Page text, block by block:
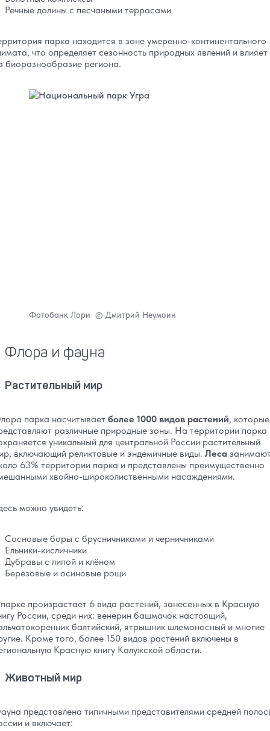
Речные долины с песчаными террасами
парка находится в зоне умеренно-континентального
что определяет сезонность природных явлений и влияет
биоразнообразие региона.
Фотобанк Лори © Дмитрий Неумоин
Флора и фауна
Растительный мир
парка насчитывает более 1000 видов растений, которые
различные природные зоны. На территории парка
уникальный для центральной России растительный
включающий реликтовые и эндемичные виды. Леса
63% территории парка и представлены преимущественно
хвойно-широколиственными насаждениями.
можно увидеть:
Сосновые боры с брусничниками и черничниками
Ельники-кисличники
Дубравы с липой и клёном
Березовые и осиновые рощи
произрастает 6 вида растений, занесенных в Красную
России, среди них: венерин башмачок настоящий,
балтийский, ятрышник шлемоносный и многие
Кроме того, более 150 видов растений включены в
Красную книгу Калужской области.
Животный мир
представлена типичными представителями средней
и включает: